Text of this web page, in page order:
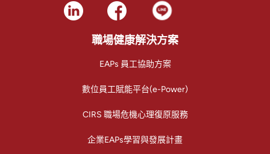
職場健康解決方案
EAPs 員工協助方案
數位員工賦能平台(e-Power)
CIRS 職場危機心理復原服務
企業EAPs學習與發展計畫